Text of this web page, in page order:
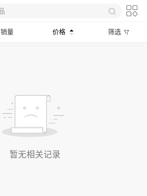
销量 价格 筛选
暂无相关记录